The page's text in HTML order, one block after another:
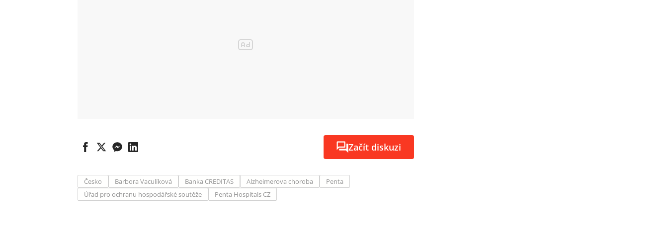
Začít diskuzi
Česko Barbora Vaculíková Banka CREDITAS Alzheimerova choroba
Penta
Úřad pro ochranu hospodářské soutěže
Penta Hospitals CZ